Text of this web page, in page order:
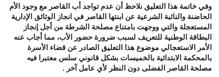
وفي خاتمة هذا التعليق نلاحظ أن عدم تواجد أب القاصر مع وجود الأم
الحاضنة والنائبة الشرعية عن ابنتها القاصر في انجاز الوثائق الإدارية
المستعجلة والتي ووجهت بامتناع مصلحة الشرطة من أجل إنجاز
البطاقة الوطنية للتعريف لسبب ضرورة حضور الأب، مما أجاب عنه
الأمر الاستعجالي موضوع هذا التعليق الصادر عن قضاء الأسرة
بالمحكمة الابتدائية بالخميسات بشكل قانوني سلس معتبرا فيه
مصلحة القاصر الفضلى دون النظر لأي عامل آخر .